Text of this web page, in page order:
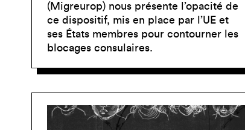
(Migreurop) nous présente l’opacité de
ce dispositif, mis en place par l’UE et
ses États membres pour contourner les
blocages consulaires.